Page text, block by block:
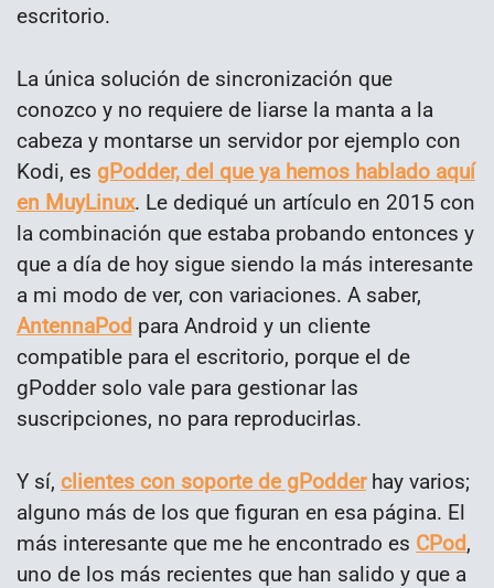
escritorio.
La única solución de sincronización que
conozco y no requiere de liarse la manta a la
cabeza y montarse un servidor por ejemplo con
Kodi, es gPodder, del que ya hemos hablado aquí
en MuyLinux. Le dediqué un artículo en 2015 con
la combinación que estaba probando entonces y
que a día de hoy sigue siendo la más interesante
a mi modo de ver, con variaciones. A saber,
AntennaPod para Android y un cliente
compatible para el escritorio, porque el de
gPodder solo vale para gestionar las
suscripciones, no para reproducirlas.
Y sí, clientes con soporte de gPodderhay varios;
alguno más de los que figuran en esa página. El
más interesante que me he encontrado es CPod,
uno de los más recientes que han salido y que a